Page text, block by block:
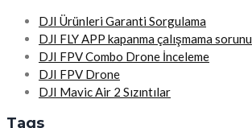
DJI Ürünleri Garanti Sorgulama
DJI FLY APP kapanma çalışmama sorunu
DJI FPV Combo Drone İnceleme
DJI FPV Drone
DJI Mavic Air 2 Sızıntılar
Tags